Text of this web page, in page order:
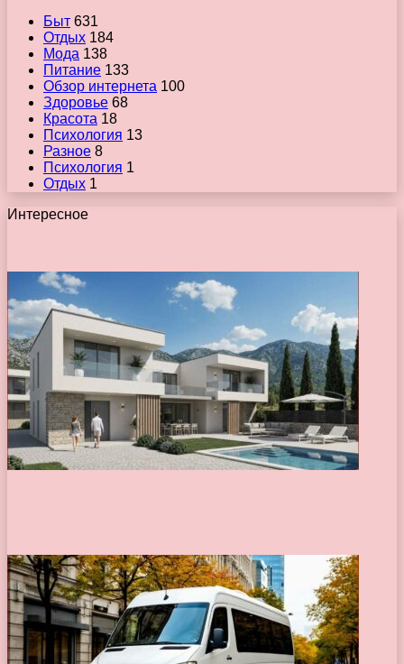
Быт 631
Отдых 184
Мода 138
Питание 133
Обзор интернета 100
Здоровье 68
Красота 18
Психология 13
Разное 8
Психология 1
Отдых 1
Интересное